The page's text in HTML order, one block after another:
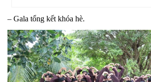
– Gala tổng kết khóa hè.